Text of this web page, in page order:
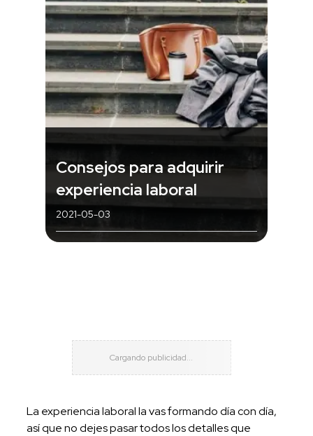
Consejos para adquirir
experiencia laboral
2021-05-03
La experiencia laboral la vas formando día con día,
así que no dejes pasar todos los detalles que